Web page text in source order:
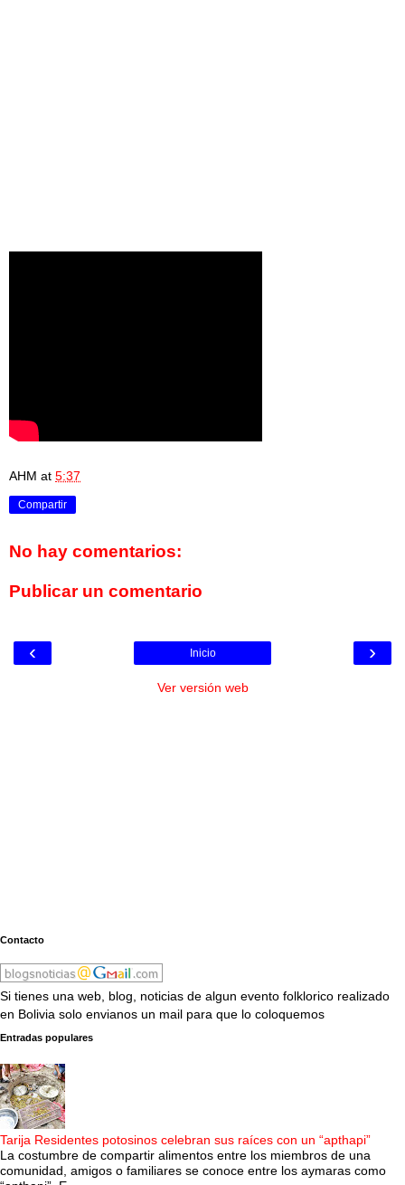
AHM at 5:37
Compartir
No hay comentarios:
Publicar un comentario
‹ ›
Inicio
Ver versión web
Contacto
Si tienes una web, blog, noticias de algun evento folklorico realizado
en Bolivia solo envianos un mail para que lo coloquemos
Entradas populares
Tarija Residentes potosinos celebran sus raíces con un “apthapi”
La costumbre de compartir alimentos entre los miembros de una
comunidad, amigos o familiares se conoce entre los aymaras como